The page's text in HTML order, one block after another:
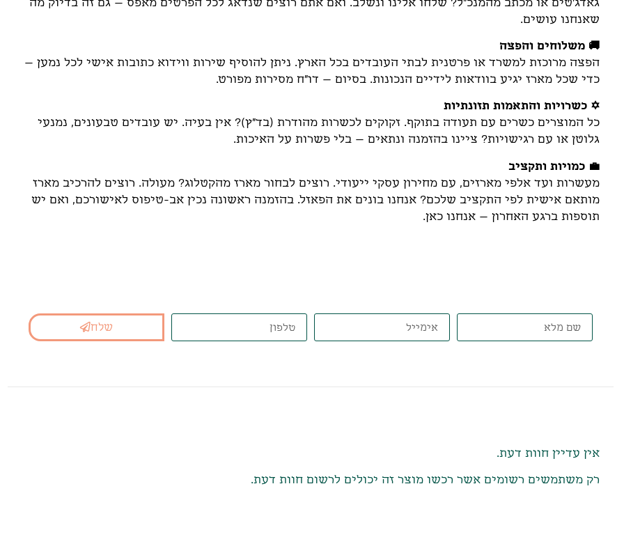
שאנחנו עושים.
🚚 משלוחים והפצה
הפצה מרוכזת למשרד או פרטנית לבתי העובדים בכל הארץ. ניתן להוסיף שירות ווידוא כתובות אישי לכל נמען –
כדי שכל מארז יגיע בוודאות לידיים הנכונות. בסיום – דו"ח מסירות מפורט.
✡️ כשרויות והתאמות תזונתיות
כל המוצרים כשרים עם תעודה בתוקף. זקוקים לכשרות מהודרת (בד"ץ)? אין בעיה. יש עובדים טבעונים, נמנעי
גלוטן או עם רגישויות? ציינו בהזמנה ונתאים – בלי פשרות על האיכות.
💼 כמויות ותקציב
מעשרות ועד אלפי מארזים, עם מחירון עסקי ייעודי. רוצים לבחור מארז מהקטלוג? מעולה. רוצים להרכיב מארז
מותאם אישית לפי התקציב שלכם? אנחנו בונים את הפאזל. בהזמנה ראשונה נכין אב-טיפוס לאישורכם, ואם יש
תוספות ברגע האחרון – אנחנו כאן.
שלח
אין עדיין חוות דעת.
רק משתמשים רשומים אשר רכשו מוצר זה יכולים לרשום חוות דעת.